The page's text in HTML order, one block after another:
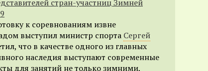
стран-участниц Зимней
к соревнованиям извне
выступил министр спорта Сергей
что в качестве одного из главных
наследия выступают современные
для занятий не только зимними,